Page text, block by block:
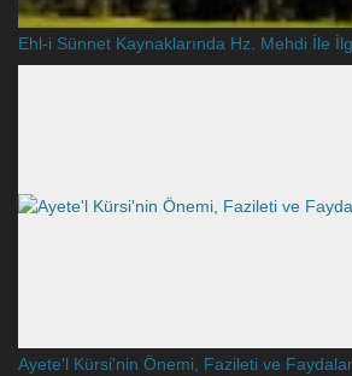
Ehl-i Sünnet Kaynaklarında Hz. Mehdi İle
Ayete'l Kürsi'nin Önemi, Fazileti ve